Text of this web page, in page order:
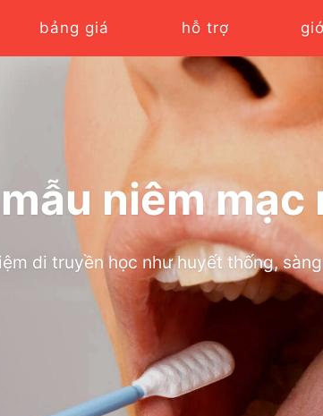
bảng giá hỗ trợ
niêm mạc
di truyền học như huyết thống,